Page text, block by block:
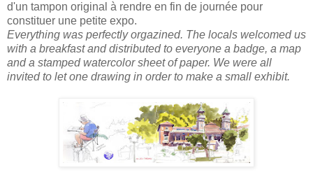
d'un tampon original à rendre en fin de journée pour
constituer une petite expo.
Everything was perfectly orgazined. The locals welcomed us
with a breakfast and distributed to everyone a badge, a map
and a stamped watercolor sheet of paper. We were all
invited to let one drawing in order to make a small exhibit.